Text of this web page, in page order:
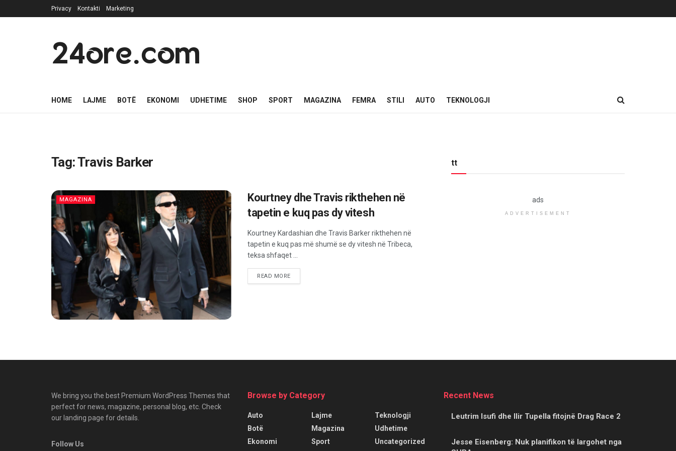
Privacy Kontakti Marketing
24ore.com
HOME LAJME BOTË EKONOMI UDHETIME SHOP SPORT MAGAZINA FEMRA STILI AUTO TEKNOLOGJI
Tag:Travis Barker
MAGAZINA
Kourtney dhe Travis rikthehen në
tapetin e kuq pas dy vitesh
Kourtney Kardashian dhe Travis Barker rikthehen në
tapetin e kuq pas më shumë se dy vitesh në Tribeca,
teksa shfaqet ...
READ MORE
tt
ads
ADVERTISEMENT
We bring you the best Premium WordPress Themes that
perfect for news, magazine, personal blog, etc. Check
our landing page for details.
Follow Us
Browse by Category
Auto
Botë
Ekonomi
Lajme
Magazina
Sport
Teknologji
Udhetime
Uncategorized
Recent News
Leutrim Isufi dhe Ilir Tupella fitojnë Drag Race 2
Jesse Eisenberg: Nuk planifikon të largohet nga